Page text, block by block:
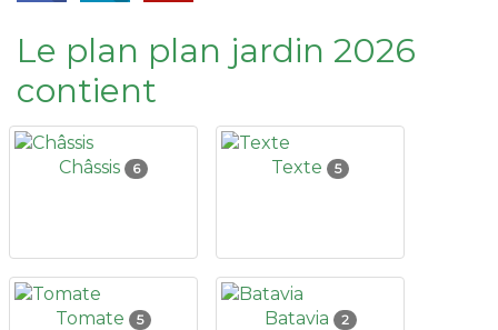
Le plan plan jardin 2026
contient
Châssis 6 Texte 5
Tomate 5 Batavia 2